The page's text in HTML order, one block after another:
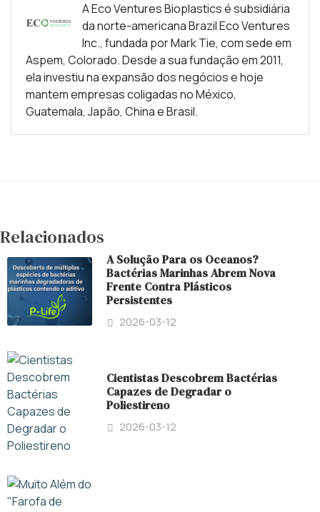
A Eco Ventures Bioplastics é subsidiária
da norte-americana Brazil Eco Ventures
Inc., fundada por Mark Tie, com sede em
Aspem, Colorado. Desde a sua fundação em 2011,
ela investiu na expansão dos negócios e hoje
mantem empresas coligadas no México,
Guatemala, Japão, China e Brasil.
Relacionados
A Solução Para os Oceanos?
Bactérias Marinhas Abrem Nova
Frente Contra Plásticos
Persistentes
2026-03-12
Cientistas Descobrem Bactérias
Capazes de Degradar o
Poliestireno
2026-03-12